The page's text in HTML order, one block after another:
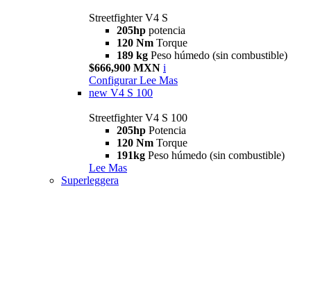
Streetfighter V4 S
205hp potencia
120 Nm Torque
189 kg Peso húmedo (sin combustible)
$666,900 MXN i
Configurar Lee Mas
new V4 S 100
Streetfighter V4 S 100
205hp Potencia
120 Nm Torque
191kg Peso húmedo (sin combustible)
Lee Mas
Superleggera